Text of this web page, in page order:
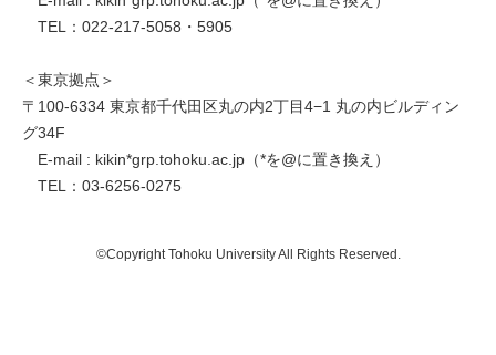
TEL：022-217-5058・5905
＜東京拠点＞
〒100-6334 東京都千代田区丸の内2丁目4−1 丸の内ビルディン
グ34F
E-mail : kikin*grp.tohoku.ac.jp（*を@に置き換え）
TEL：03-6256-0275
©Copyright Tohoku University All Rights Reserved.